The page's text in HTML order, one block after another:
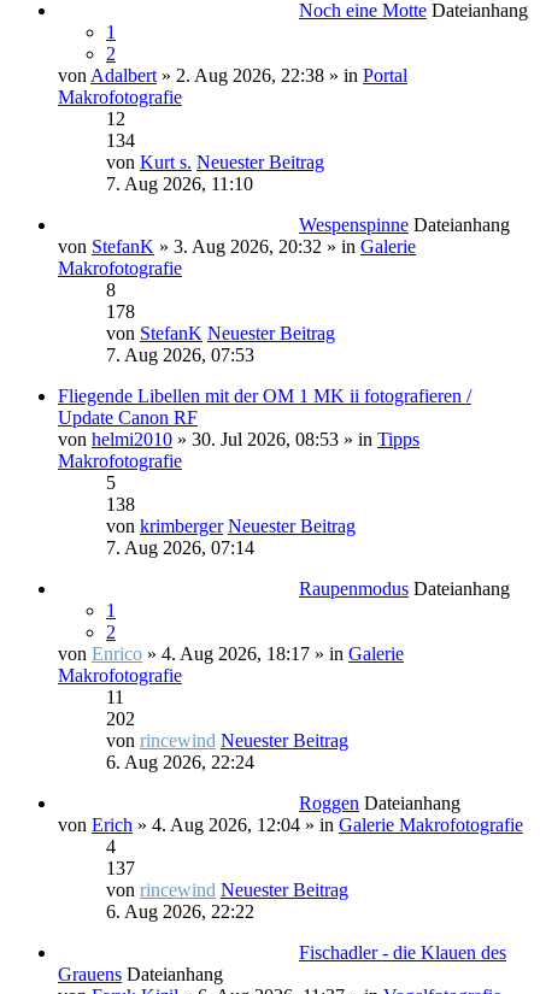
Noch eine Motte Dateianhang
1
2
von Adalbert » 2. Aug 2026, 22:38 » in Portal
Makrofotografie
12
134
von Kurt s. Neuester Beitrag
7. Aug 2026, 11:10
Wespenspinne Dateianhang
von StefanK » 3. Aug 2026, 20:32 » in Galerie
Makrofotografie
8
178
von StefanK Neuester Beitrag
7. Aug 2026, 07:53
Fliegende Libellen mit der OM 1 MK ii fotografieren /
Update Canon RF
von helmi2010 » 30. Jul 2026, 08:53 » in Tipps
Makrofotografie
5
138
von krimberger Neuester Beitrag
7. Aug 2026, 07:14
Raupenmodus Dateianhang
1
2
von Enrico » 4. Aug 2026, 18:17 » in Galerie
Makrofotografie
11
202
von rincewind Neuester Beitrag
6. Aug 2026, 22:24
Roggen Dateianhang
von Erich » 4. Aug 2026, 12:04 » in Galerie Makrofotografie
4
137
von rincewind Neuester Beitrag
6. Aug 2026, 22:22
Fischadler - die Klauen des
Grauens Dateianhang